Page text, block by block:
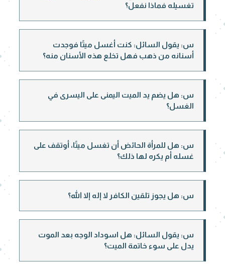
تغسيله فماذا نفعل؟
س: يقول السائل: كنت أغسل ميتًا فوجدت
أسنانه من ذهب فهل تخلع هذه الأسنان منه؟
س: هل يضم يد الميت اليمنى على اليسرى في
الغسل؟
س: هل للمرأة الحائض أن تغسل ميتًا، أوتقف على
غسله أم يكره لها ذلك؟
س: هل يجوز تلقين الكافر لا إله إلا الله؟
س: يقول السائل: هل اسوداد الوجه بعد الموت
يدل على سوء خاتمة الميت؟